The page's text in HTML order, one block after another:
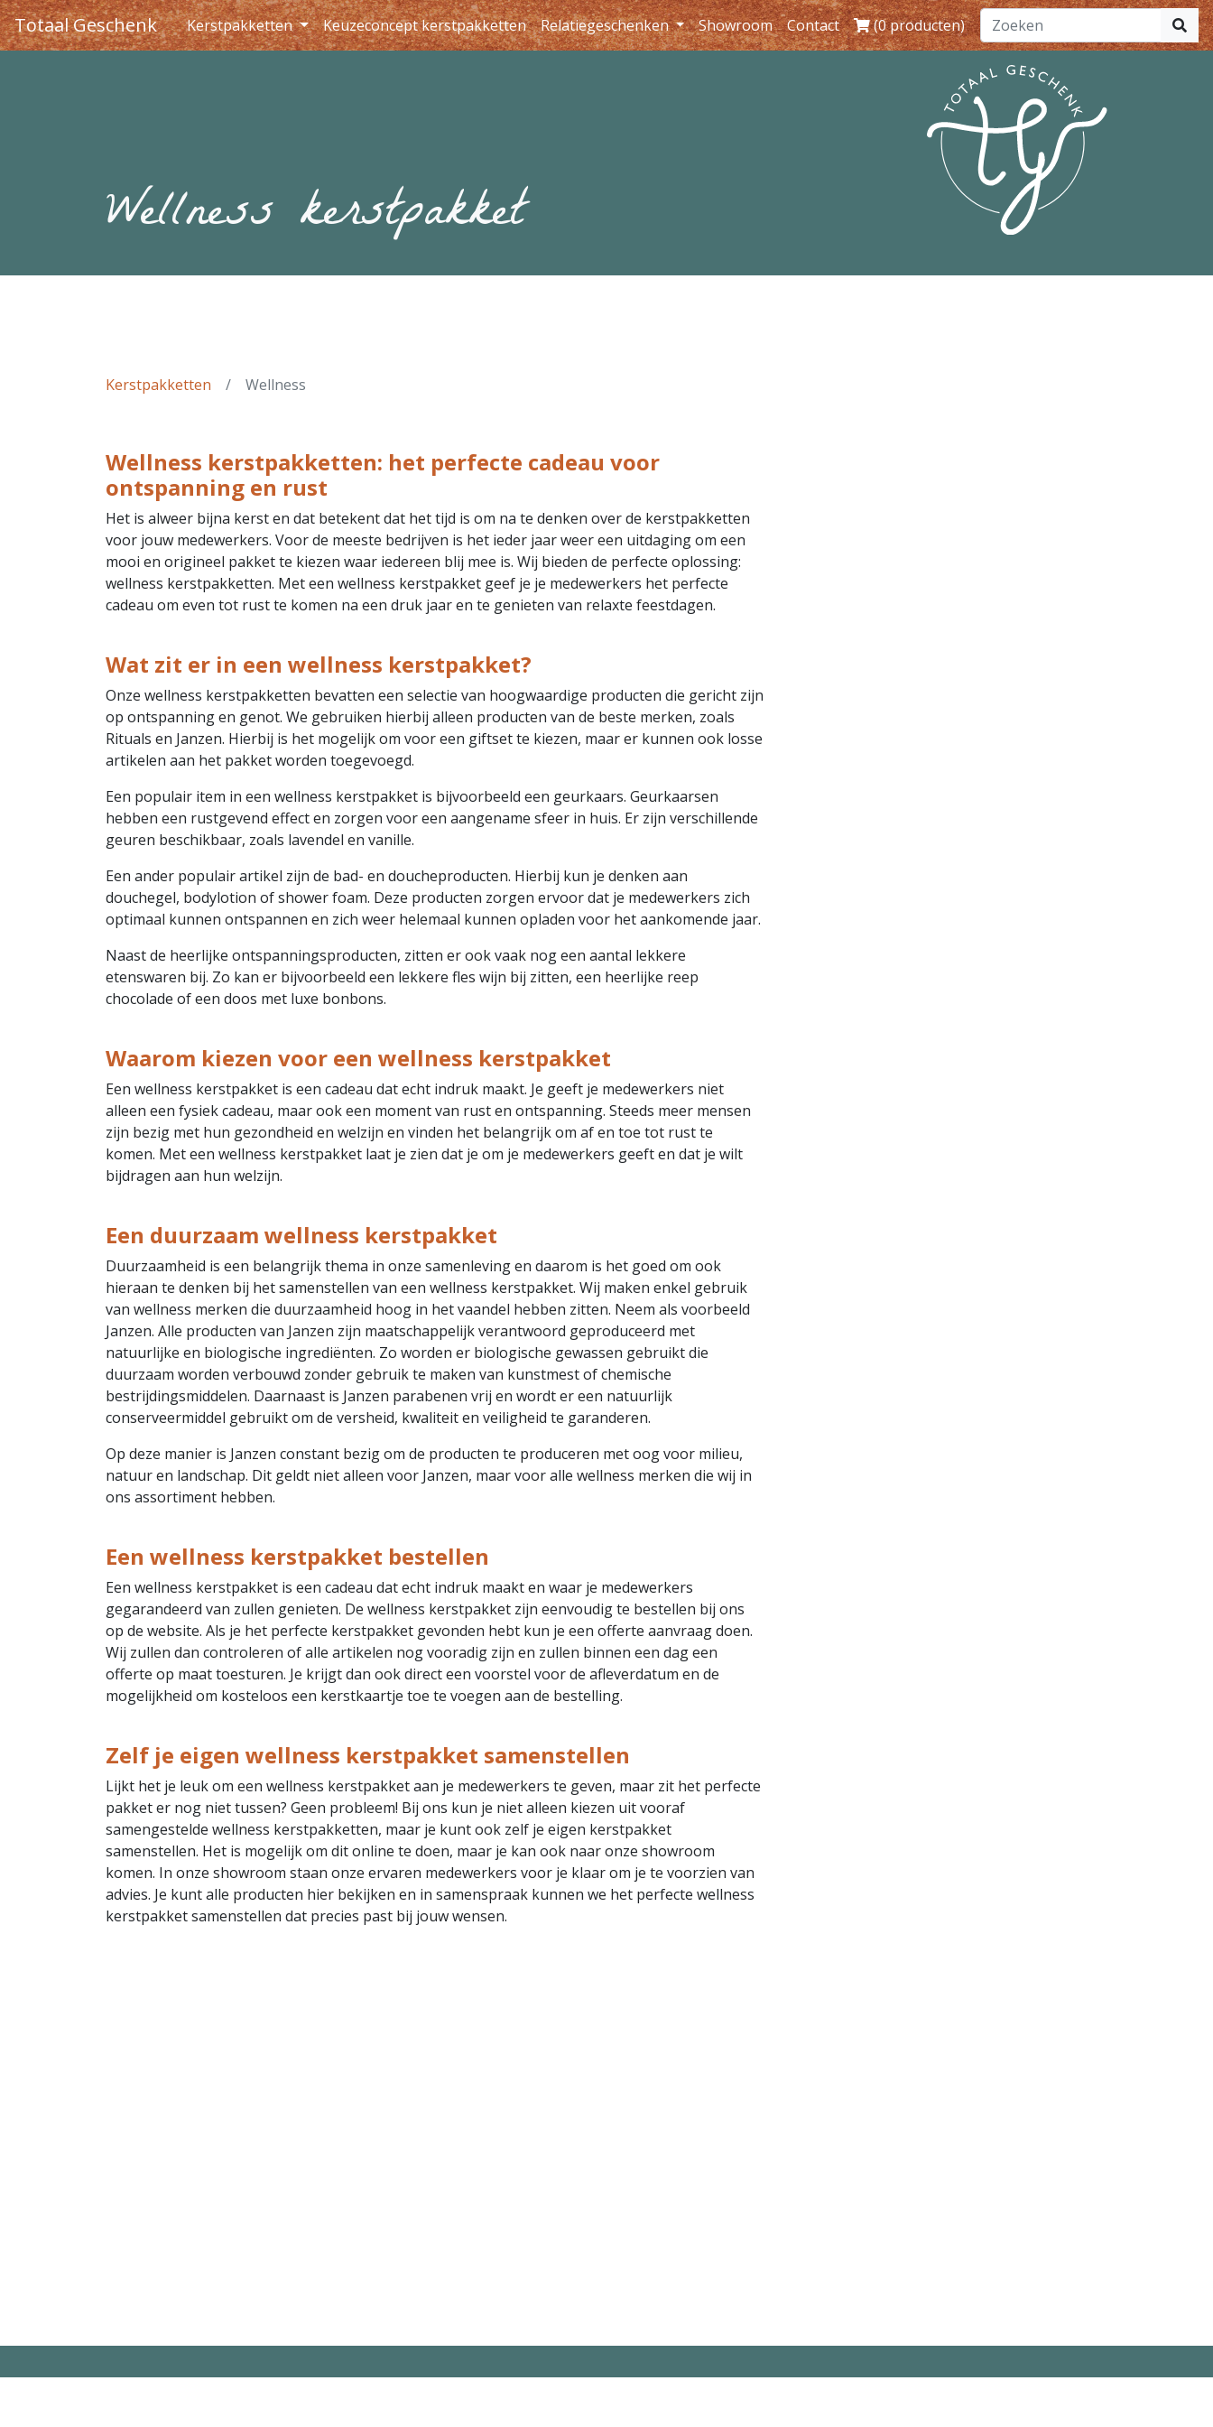
Totaal Geschenk Kerstpakketten Keuzeconcept kerstpakketten Relatiegeschenken Showroom Contact (0 producten)
Wellness kerstpakket
Kerstpakketten Wellness
Wellness kerstpakketten: het perfecte cadeau voor
ontspanning en rust
Het is alweer bijna kerst en dat betekent dat het tijd is om na te denken over de kerstpakketten
voor jouw medewerkers. Voor de meeste bedrijven is het ieder jaar weer een uitdaging om een
mooi en origineel pakket te kiezen waar iedereen blij mee is. Wij bieden de perfecte oplossing:
wellness kerstpakketten. Met een wellness kerstpakket geef je je medewerkers het perfecte
cadeau om even tot rust te komen na een druk jaar en te genieten van relaxte feestdagen.
Wat zit er in een wellness kerstpakket?
Onze wellness kerstpakketten bevatten een selectie van hoogwaardige producten die gericht zijn
op ontspanning en genot. We gebruiken hierbij alleen producten van de beste merken, zoals
Rituals en Janzen. Hierbij is het mogelijk om voor een giftset te kiezen, maar er kunnen ook losse
artikelen aan het pakket worden toegevoegd.
Een populair item in een wellness kerstpakket is bijvoorbeeld een geurkaars. Geurkaarsen
hebben een rustgevend effect en zorgen voor een aangename sfeer in huis. Er zijn verschillende
geuren beschikbaar, zoals lavendel en vanille.
Een ander populair artikel zijn de bad- en doucheproducten. Hierbij kun je denken aan
douchegel, bodylotion of shower foam. Deze producten zorgen ervoor dat je medewerkers zich
optimaal kunnen ontspannen en zich weer helemaal kunnen opladen voor het aankomende jaar.
Naast de heerlijke ontspanningsproducten, zitten er ook vaak nog een aantal lekkere
etenswaren bij. Zo kan er bijvoorbeeld een lekkere fles wijn bij zitten, een heerlijke reep
chocolade of een doos met luxe bonbons.
Waarom kiezen voor een wellness kerstpakket
Een wellness kerstpakket is een cadeau dat echt indruk maakt. Je geeft je medewerkers niet
alleen een fysiek cadeau, maar ook een moment van rust en ontspanning. Steeds meer mensen
zijn bezig met hun gezondheid en welzijn en vinden het belangrijk om af en toe tot rust te
komen. Met een wellness kerstpakket laat je zien dat je om je medewerkers geeft en dat je wilt
bijdragen aan hun welzijn.
Een duurzaam wellness kerstpakket
Duurzaamheid is een belangrijk thema in onze samenleving en daarom is het goed om ook
hieraan te denken bij het samenstellen van een wellness kerstpakket. Wij maken enkel gebruik
van wellness merken die duurzaamheid hoog in het vaandel hebben zitten. Neem als voorbeeld
Janzen. Alle producten van Janzen zijn maatschappelijk verantwoord geproduceerd met
natuurlijke en biologische ingrediënten. Zo worden er biologische gewassen gebruikt die
duurzaam worden verbouwd zonder gebruik te maken van kunstmest of chemische
bestrijdingsmiddelen. Daarnaast is Janzen parabenen vrij en wordt er een natuurlijk
conserveermiddel gebruikt om de versheid, kwaliteit en veiligheid te garanderen.
Op deze manier is Janzen constant bezig om de producten te produceren met oog voor milieu,
natuur en landschap. Dit geldt niet alleen voor Janzen, maar voor alle wellness merken die wij in
ons assortiment hebben.
Een wellness kerstpakket bestellen
Een wellness kerstpakket is een cadeau dat echt indruk maakt en waar je medewerkers
gegarandeerd van zullen genieten. De wellness kerstpakket zijn eenvoudig te bestellen bij ons
op de website. Als je het perfecte kerstpakket gevonden hebt kun je een offerte aanvraag doen.
Wij zullen dan controleren of alle artikelen nog vooradig zijn en zullen binnen een dag een
offerte op maat toesturen. Je krijgt dan ook direct een voorstel voor de afleverdatum en de
mogelijkheid om kosteloos een kerstkaartje toe te voegen aan de bestelling.
Zelf je eigen wellness kerstpakket samenstellen
Lijkt het je leuk om een wellness kerstpakket aan je medewerkers te geven, maar zit het perfecte
pakket er nog niet tussen? Geen probleem! Bij ons kun je niet alleen kiezen uit vooraf
samengestelde wellness kerstpakketten, maar je kunt ook zelf je eigen kerstpakket
samenstellen. Het is mogelijk om dit online te doen, maar je kan ook naar onze showroom
komen. In onze showroom staan onze ervaren medewerkers voor je klaar om je te voorzien van
advies. Je kunt alle producten hier bekijken en in samenspraak kunnen we het perfecte wellness
kerstpakket samenstellen dat precies past bij jouw wensen.